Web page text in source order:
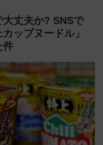
大丈夫か? SNSで
ップヌードル」
件